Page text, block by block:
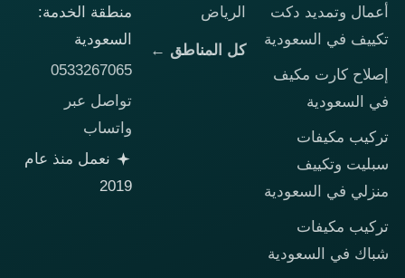
أعمال وتمديد دكت
تكييف في السعودية
إصلاح كارت مكيف
في السعودية
تركيب مكيفات
سبليت وتكييف
منزلي في السعودية
تركيب مكيفات
شباك في السعودية
الرياض
كل المناطق ←
منطقة الخدمة:
السعودية
0533267065
تواصل عبر
واتساب
نعمل منذ عام
2019